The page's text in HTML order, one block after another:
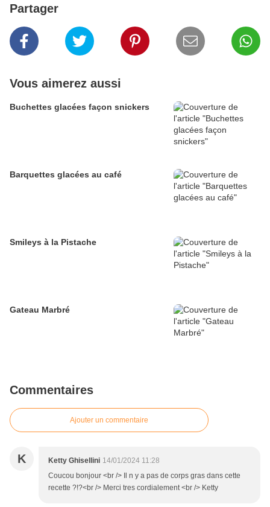
Partager
Vous aimerez aussi
Buchettes glacées façon snickers
Barquettes glacées au café
Smileys à la Pistache
Gateau Marbré
Commentaires
Ajouter un commentaire
K Ketty Ghisellini 14/01/2024 11:28
Coucou bonjour <br /> Il n y a pas de corps gras dans cette
recette ?!?<br /> Merci tres cordialement <br /> Ketty